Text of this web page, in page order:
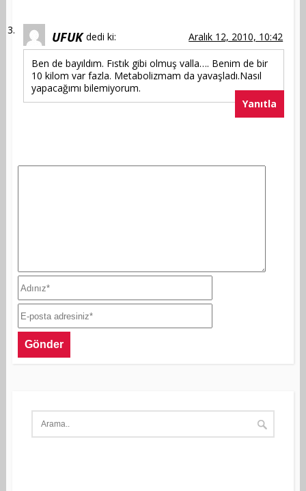
UFUK dedi ki: Aralık 12, 2010, 10:42
Ben de bayıldım. Fıstık gibi olmuş valla…. Benim de bir
10 kilom var fazla. Metabolizmam da yavaşladı.Nasıl
yapacağımı bilemiyorum.
Yanıtla